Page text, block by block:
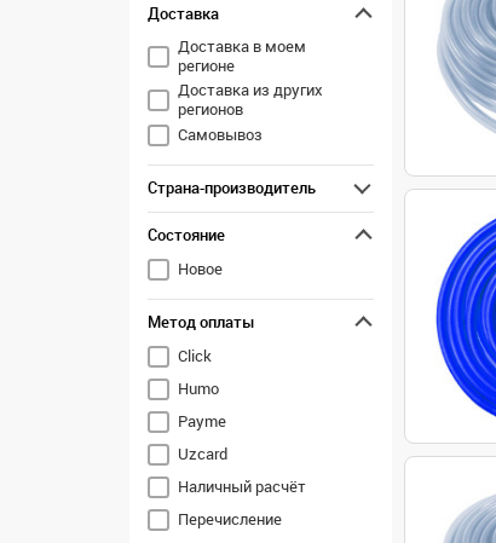
Доставка
Доставка в моем
регионе
Доставка из других
регионов
Самовывоз
Страна-производитель
Состояние
Новое
Метод оплаты
Click
Humo
Payme
Uzcard
Наличный расчёт
Перечисление